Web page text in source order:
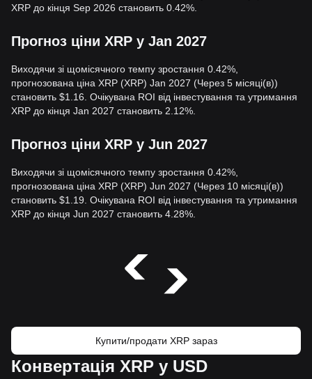
XRP до кінця Sep 2026 становить 0.42%.
Прогноз ціни XRP у Jan 2027
Виходячи зі щомісячного темпу зростання 0.42%,
прогнозована ціна XRP (XRP) Jan 2027 (Через 5 місяці(в))
становить $1.16. Очікувана ROI від інвестування та утримання
XRP до кінця Jan 2027 становить 2.12%.
Прогноз ціни XRP у Jun 2027
Виходячи зі щомісячного темпу зростання 0.42%,
прогнозована ціна XRP (XRP) Jun 2027 (Через 10 місяці(в))
становить $1.19. Очікувана ROI від інвестування та утримання
XRP до кінця Jun 2027 становить 4.28%.
Купити/продати XRP зараз
Конвертація XRP у USD